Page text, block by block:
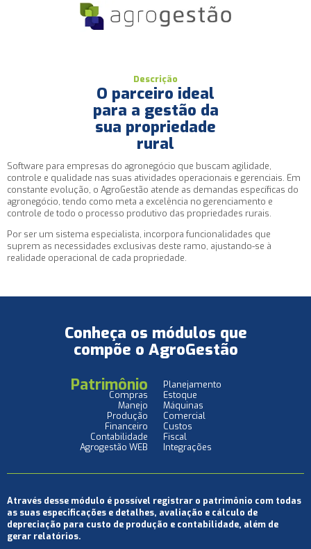
Descrição
O parceiro ideal
para a gestão da
sua propriedade
rural
Software para empresas do agronegócio que buscam agilidade,
controle e qualidade nas suas atividades operacionais e gerenciais. Em
constante evolução, o AgroGestão atende as demandas específicas do
agronegócio, tendo como meta a excelência no gerenciamento e
controle de todo o processo produtivo das propriedades rurais.
Por ser um sistema especialista, incorpora funcionalidades que
suprem as necessidades exclusivas deste ramo, ajustando-se à
realidade operacional de cada propriedade.
Conheça os módulos que
compõe o AgroGestão
Patrimônio
Compras
Manejo
Produção
Financeiro
Contabilidade
Agrogestão WEB
Planejamento
Estoque
Máquinas
Comercial
Custos
Fiscal
Integrações
Através desse módulo é possível registrar o patrimônio com todas
as suas especificações e detalhes, avaliação e cálculo de
depreciação para custo de produção e contabilidade, além de
gerar relatórios.